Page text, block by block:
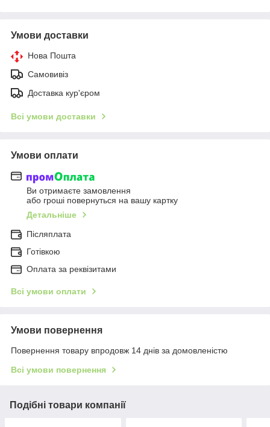
Умови доставки
Нова Пошта
Самовивіз
Доставка кур'єром
Всі умови доставки
Умови оплати
Ви отримаєте замовлення
або гроші повернуться на вашу картку
Детальніше
Післяплата
Готівкою
Оплата за реквізитами
Всі умови оплати
Умови повернення
Повернення товару впродовж 14 днів за домовленістю
Всі умови повернення
Подібні товари компанії